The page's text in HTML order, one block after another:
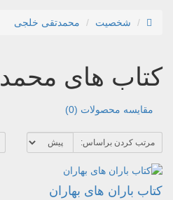
شخصیت محمدتقی خلجی
کتاب های
مقایسه محصولات (0)
مرتب کردن براساس:
کتاب باران های بهاران